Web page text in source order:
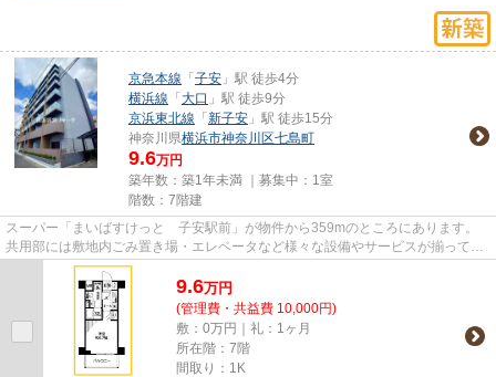
京急本線 「 子安 」駅 徒歩4分
横浜線 「 大口 」駅 徒歩9分
京浜東北線 「 新子安 」駅 徒歩15分
神奈川県横浜市神奈川区七島町
9.6万円
築年数：築1年未満 ｜募集中： 1室
階数：7階建
スーパー「まいばすけっと 子安駅前」が物件から359mのところにあります。
共用部には敷地内ごみ置き場・エレベータなど様々な設備やサービスが揃ってい
るので便利です。防犯対策もバ...
9.6万円
(管理費・共益費 10,000円)
敷：0万円｜礼：1ヶ月
所在階：7階
間取り：1K